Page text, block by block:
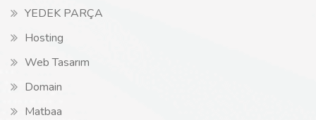
YEDEK PARÇA
Hosting
Web Tasarım
Domain
Matbaa